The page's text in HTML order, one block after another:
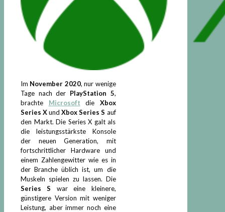
Im November 2020, nur wenige
Tage nach der PlayStation 5,
brachte Microsoft die Xbox
Series XundXbox Series S auf
den Markt. Die Series X galt als
die leistungsstärkste Konsole
der neuen Generation, mit
fortschrittlicher Hardware und
einem Zahlengewitter wie es in
der Branche üblich ist, um die
Muskeln spielen zu lassen. Die
Series S war eine kleinere,
günstigere Version mit weniger
Leistung, aber immer noch eine